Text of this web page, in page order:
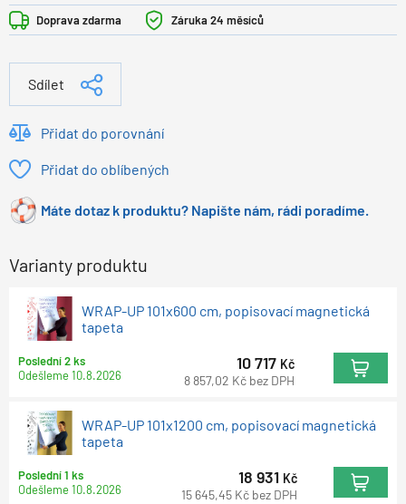
Doprava zdarma Záruka 24 měsíců
Sdílet
Přidat do porovnání
Přidat do oblíbených
Máte dotaz k produktu? Napište nám, rádi poradíme.
Varianty produktu
WRAP-UP 101x600 cm, popisovací magnetická
tapeta
Poslední 2 ks
Odešleme10.8.2026
10 717 Kč
8 857,02 Kč bez DPH
WRAP-UP 101x1200 cm, popisovací magnetická
tapeta
Poslední 1 ks
Odešleme10.8.2026
18 931 Kč
15 645,45 Kč bez DPH